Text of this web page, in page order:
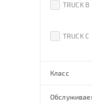
TRUCK B
TRUCK C
Класс
эконом